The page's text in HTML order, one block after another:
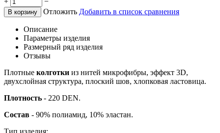
В корзину Отложить Добавить в список сравнения
Описание
Параметры изделия
Размерный ряд изделия
Отзывы
Плотные колготки из нитей микрофибры, эффект 3D,
двухслойная структура, плоский шов, хлопковая ластовица.
Плотность - 220 DEN.
Состав - 90% полиамид, 10% эластан.
Тип изделия: